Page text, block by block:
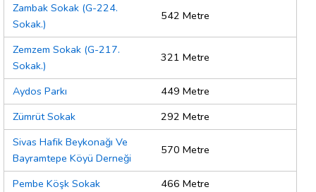
Zambak Sokak (G-224.
Sokak.)
542 Metre
Zemzem Sokak (G-217.
Sokak.)
321 Metre
Aydos Parkı
449 Metre
Zümrüt Sokak
292 Metre
Sivas Hafik Beykonağı Ve
Bayramtepe Köyü Derneği
570 Metre
Pembe Köşk Sokak
466 Metre